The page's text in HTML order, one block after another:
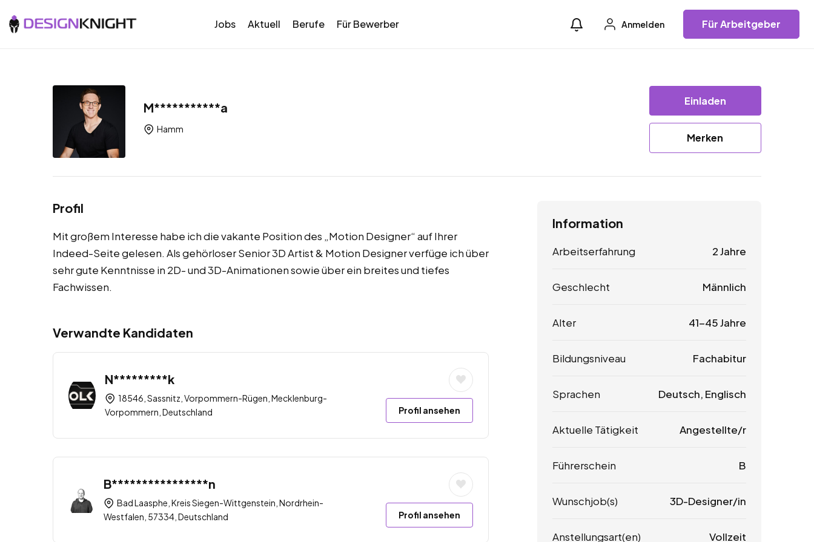
Jobs Aktuell Berufe Für Bewerber Anmelden Für Arbeitgeber
M***********a
Hamm
Einladen
Merken
Profil
Mit großem Interesse habe ich die vakante Position des „Motion Designer“ auf Ihrer
Indeed-Seite gelesen. Als gehörloser Senior 3D Artist & Motion Designer verfüge ich über
sehr gute Kenntnisse in 2D- und 3D-Animationen sowie über ein breites und tiefes
Fachwissen.
Verwandte Kandidaten
N*********k
18546, Sassnitz, Vorpommern-Rügen, Mecklenburg-
Vorpommern, Deutschland
Profil ansehen
B****************n
Bad Laasphe, Kreis Siegen-Wittgenstein, Nordrhein-
Westfalen, 57334, Deutschland
Profil ansehen
Information
Arbeitserfahrung 2 Jahre
Geschlecht Männlich
Alter 41-45 Jahre
Bildungsniveau Fachabitur
Sprachen Deutsch, Englisch
Aktuelle Tätigkeit Angestellte/r
Führerschein B
Wunschjob(s) 3D-Designer/in
Anstellungsart(en) Vollzeit